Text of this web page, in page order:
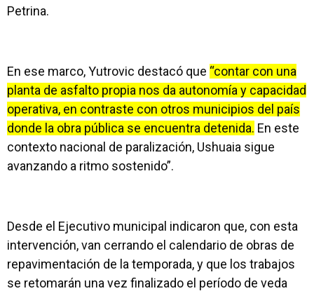
Petrina.
En ese marco, Yutrovic destacó que “contar con una
planta de asfalto propia nos da autonomía y capacidad
operativa, en contraste con otros municipios del país
donde la obra pública se encuentra detenida. En este
contexto nacional de paralización, Ushuaia sigue
avanzando a ritmo sostenido”.
Desde el Ejecutivo municipal indicaron que, con esta
intervención, van cerrando el calendario de obras de
repavimentación de la temporada, y que los trabajos
se retomarán una vez finalizado el período de veda